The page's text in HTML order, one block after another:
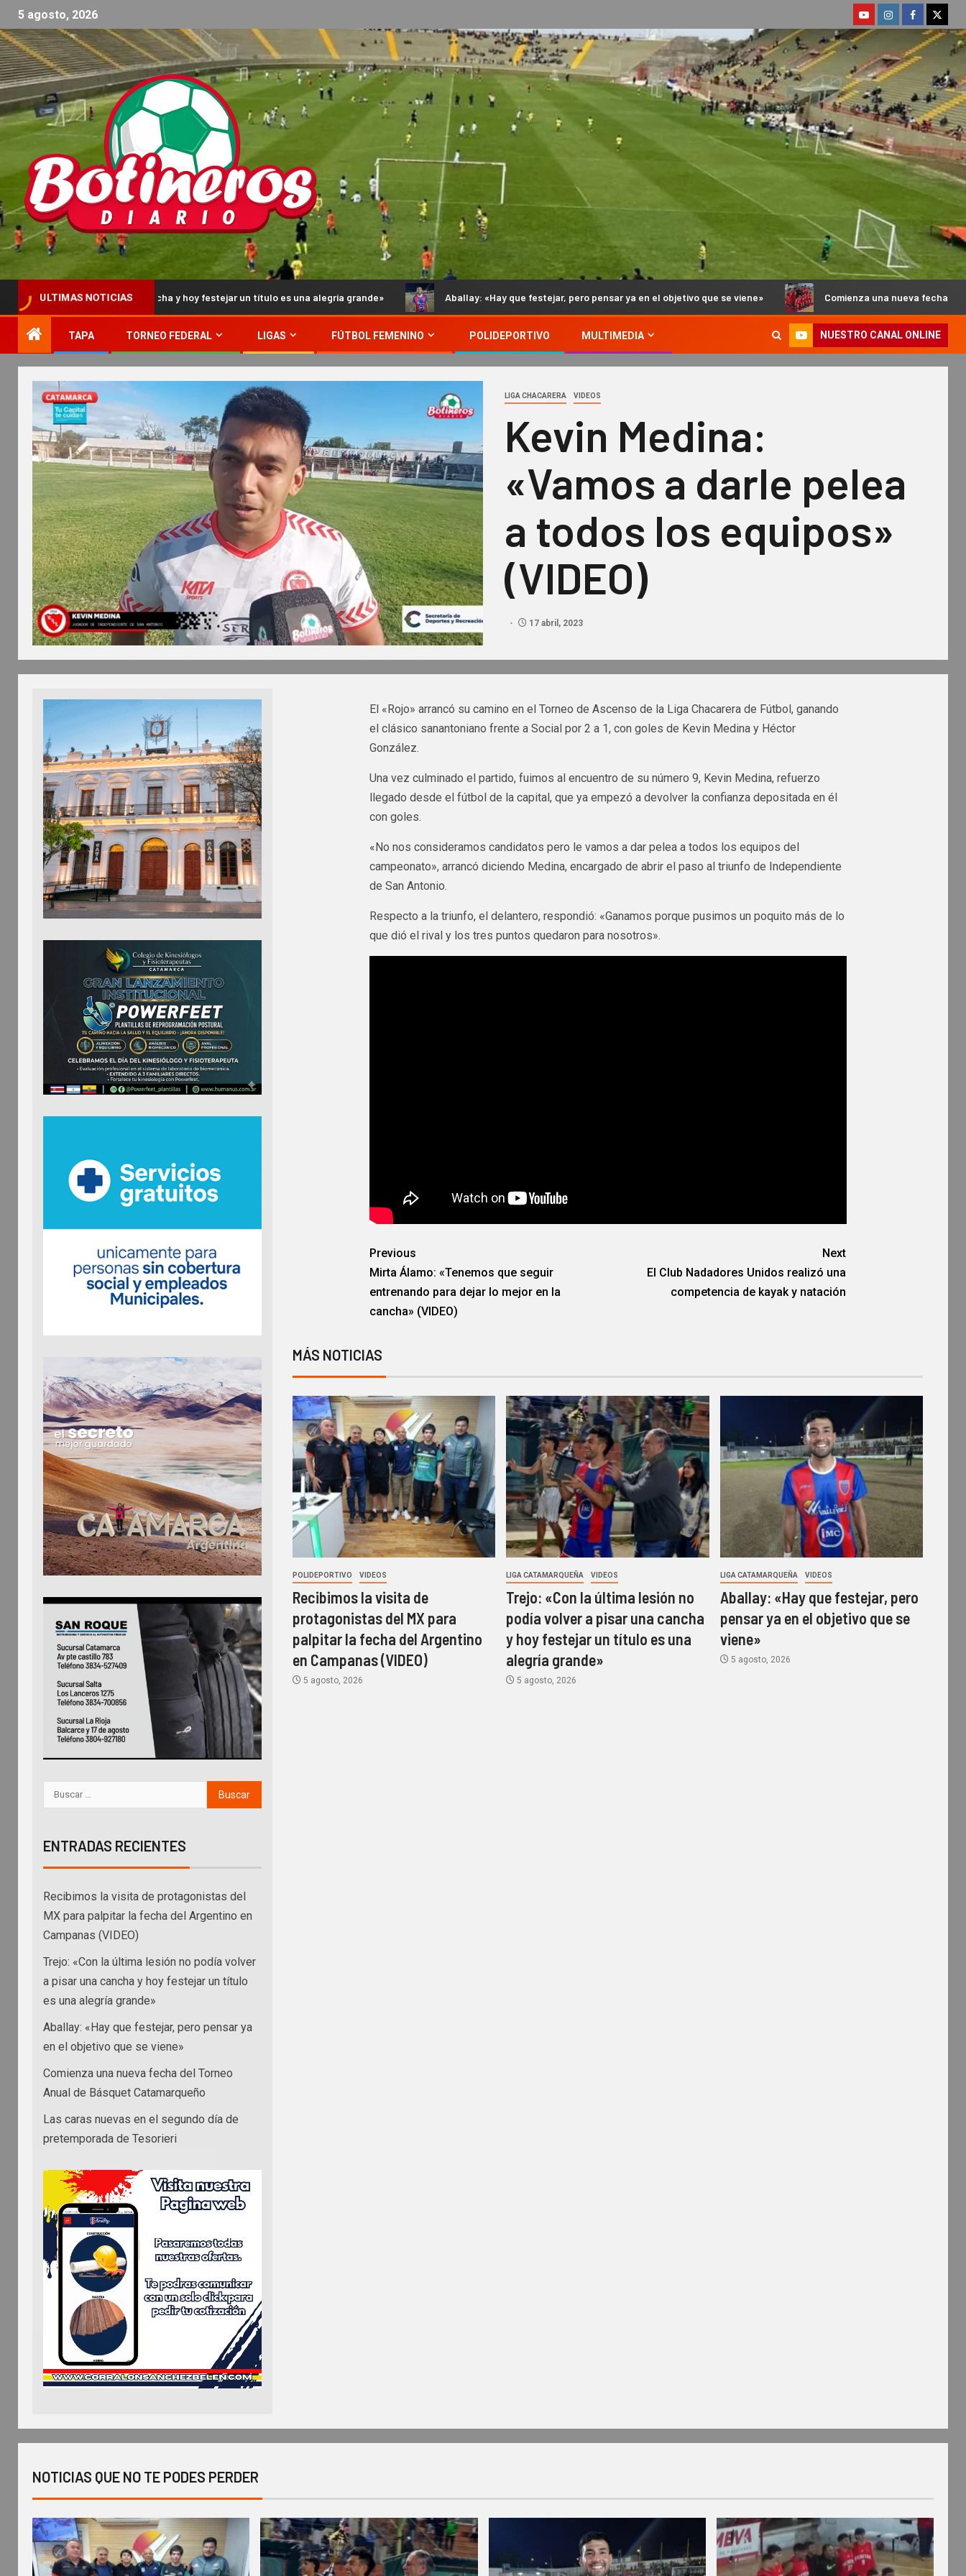
5 agosto, 2026
ULTIMAS NOTICIAS
una cancha y hoy festejar un título es una alegría grande» Aballay: «Hay que festejar, pero pensar ya en el objetivo que se viene» Comienza una nueva fecha del Torneo Anual de
TAPA TORNEO FEDERAL LIGAS FÚTBOL FEMENINO POLIDEPORTIVO MULTIMEDIA NUESTRO CANAL ONLINE
LIGA CHACARERA VIDEOS
Kevin Medina:
«Vamos a darle pelea
a todos los equipos»
(VIDEO)
17 abril, 2023
El «Rojo» arrancó su camino en el Torneo de Ascenso de la Liga Chacarera de Fútbol, ganando
el clásico sanantoniano frente a Social por 2 a 1, con goles de Kevin Medina y Héctor
González.
Una vez culminado el partido, fuimos al encuentro de su número 9, Kevin Medina, refuerzo
llegado desde el fútbol de la capital, que ya empezó a devolver la confianza depositada en él
con goles.
«No nos consideramos candidatos pero le vamos a dar pelea a todos los equipos del
campeonato», arrancó diciendo Medina, encargado de abrir el paso al triunfo de Independiente
de San Antonio.
Respecto a la triunfo, el delantero, respondió: «Ganamos porque pusimos un poquito más de lo
que dió el rival y los tres puntos quedaron para nosotros».
Previous
Mirta Álamo: «Tenemos que seguir
entrenando para dejar lo mejor en la
cancha» (VIDEO)
Next
El Club Nadadores Unidos realizó una
competencia de kayak y natación
MÁS NOTICIAS
POLIDEPORTIVO VIDEOS
Recibimos la visita de
protagonistas del MX para
palpitar la fecha del Argentino
en Campanas (VIDEO)
5 agosto, 2026
LIGA CATAMARQUEÑA VIDEOS
Trejo: «Con la última lesión no
podía volver a pisar una cancha
y hoy festejar un título es una
alegría grande»
5 agosto, 2026
LIGA CATAMARQUEÑA VIDEOS
Aballay: «Hay que festejar, pero
pensar ya en el objetivo que se
viene»
5 agosto, 2026
ENTRADAS RECIENTES
Recibimos la visita de protagonistas del
MX para palpitar la fecha del Argentino en
Campanas (VIDEO)
Trejo: «Con la última lesión no podía volver
a pisar una cancha y hoy festejar un título
es una alegría grande»
Aballay: «Hay que festejar, pero pensar ya
en el objetivo que se viene»
Comienza una nueva fecha del Torneo
Anual de Básquet Catamarqueño
Las caras nuevas en el segundo día de
pretemporada de Tesorieri
NOTICIAS QUE NO TE PODES PERDER